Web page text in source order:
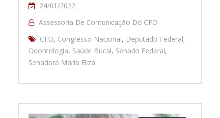
24/01/2022
Assessoria De Comunicação Do CFO
CFO, Congresso Nacional, Deputado Federal,
Odontologia, Saúde Bucal, Senado Federal,
Senadora Maria Eliza